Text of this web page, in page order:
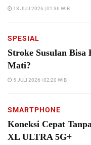
13 JULI 2026 | 01:36 WIB
SPESIAL
Stroke Susulan
Mati?
5 JULI 2026 | 02:20 WIB
SMARTPHONE
Koneksi Cepat
XL ULTRA 5G+